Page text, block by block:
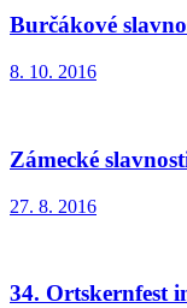
Burčákové
8. 10. 2016
Zámecké
27. 8. 2016
34. Ortskernfest